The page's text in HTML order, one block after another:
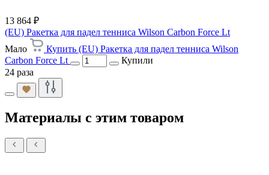
13 864 ₽
(EU) Ракетка для падел тенниса Wilson Carbon Force Lt
Мало
Купить (EU) Ракетка для падел тенниса Wilson
Carbon Force Lt
Купили
24 раза
Материалы с этим товаром